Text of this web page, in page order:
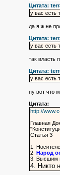
Цитата:
у вас есть
да я ж не
Цитата:
у вас есть
так власть
Цитата:
у вас есть
ну вот что
Цитата:
http://
Главная
Статья 3
1.
2.
Народ
3. Высшим
4. Никто